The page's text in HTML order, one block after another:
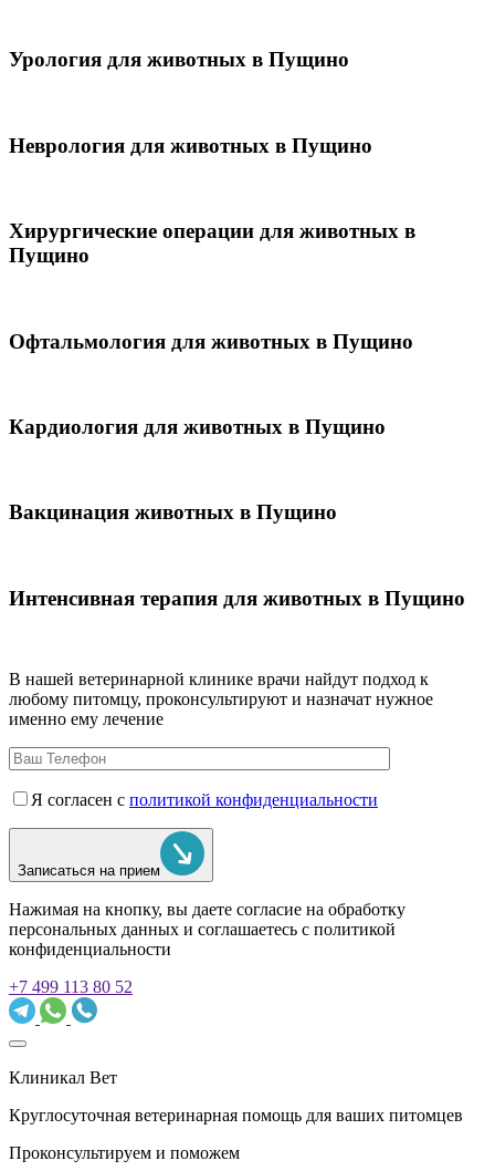
Урология для животных в Пущино
Неврология для животных в Пущино
Хирургические операции для животных в
Пущино
Офтальмология для животных в Пущино
Кардиология для животных в Пущино
Вакцинация животных в Пущино
Интенсивная терапия для животных в Пущино
В нашей ветеринарной клинике врачи найдут подход к
любому питомцу, проконсультируют и назначат нужное
именно ему лечение
Я согласен с политикой конфиденциальности
Записаться на прием
Нажимая на кнопку, вы даете согласие на обработку
персональных данных и соглашаетесь c политикой
конфиденциальности
+7 499 113 80 52
Клиникал Вет
Круглосуточная ветеринарная помощь для ваших питомцев
Проконсультируем и поможем